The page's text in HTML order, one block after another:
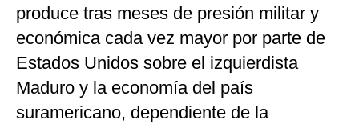
produce tras meses de presión militar y
económica cada vez mayor por parte de
Estados Unidos sobre el izquierdista
Maduro y la economía del país
suramericano, dependiente de la